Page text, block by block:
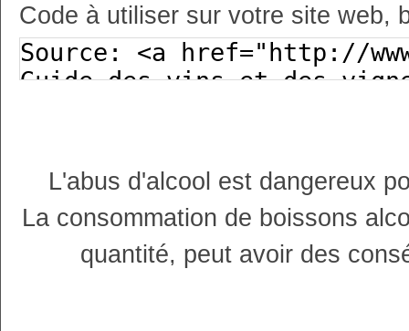
Code à utiliser sur votre site web,
L'abus d'alcool est dangereux
La consommation de boissons
quantité, peut avoir des